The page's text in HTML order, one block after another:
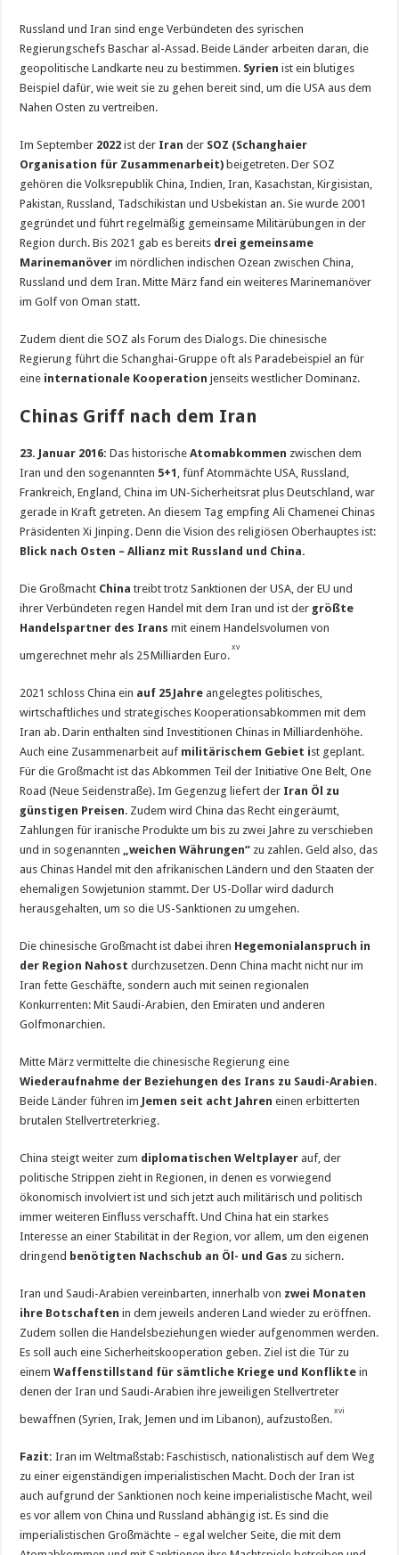
Russland und Iran sind enge Verbündeten des syrischen
Regierungschefs Baschar al-Assad. Beide Länder arbeiten daran, die
geopolitische Landkarte neu zu bestimmen. Syrien ist ein blutiges
Beispiel dafür, wie weit sie zu gehen bereit sind, um die USA aus dem
Nahen Osten zu vertreiben.
Im September 2022 ist der Irander SOZ (Schanghaier
Organisation für Zusammenarbeit)beigetreten. Der SOZ
gehören die Volksrepublik China, Indien, Iran, Kasachstan, Kirgisistan,
Pakistan, Russland, Tadschikistan und Usbekistan an. Sie wurde 2001
gegründet und führt regelmäßig gemeinsame Militärübungen in der
Region durch. Bis 2021 gab es bereits drei gemeinsame
Marinemanöverim nördlichen indischen Ozean zwischen China,
Russland und dem Iran. Mitte März fand ein weiteres Marinemanöver
im Golf von Oman statt.
Zudem dient die SOZ als Forum des Dialogs. Die chinesische
Regierung führt die Schanghai-Gruppe oft als Paradebeispiel an für
eine internationale Kooperation jenseits westlicher Dominanz.
Chinas Griff nach dem Iran
23. Januar 2016:Das historischeAtomabkommen zwischen dem
Iran und den sogenannten 5+1 , fünf Atommächte USA, Russland,
Frankreich, England, China im UN-Sicherheitsrat plus Deutschland, war
gerade in Kraft getreten. An diesem Tag empfing Ali Chamenei Chinas
Präsidenten Xi Jinping. Denn die Vision des religiösen Oberhauptes ist:
Blick nach Osten – Allianz mit Russland und China.
Die Großmacht Chinatreibt trotz Sanktionen der USA, der EU und
ihrer Verbündeten regen Handel mit dem Iran und ist der größte
Handelspartner des Irans mit einem Handelsvolumen von
umgerechnet mehr als 25 Milliarden Euro.
xv
2021 schloss China ein auf 25 Jahre angelegtes politisches,
wirtschaftliches und strategisches Kooperationsabkommen mit dem
Iran ab. Darin enthalten sind Investitionen Chinas in Milliardenhöhe.
Auch eine Zusammenarbeit auf militärischem Gebiet ist geplant.
Für die Großmacht ist das Abkommen Teil der Initiative One Belt, One
Road (Neue Seidenstraße). Im Gegenzug liefert der Iran Öl zu
günstigen Preisen. Zudem wird China das Recht eingeräumt,
Zahlungen für iranische Produkte um bis zu zwei Jahre zu verschieben
und in sogenannten
„weichen Währungen“ zu zahlen. Geld also, das
aus Chinas Handel mit den afrikanischen Ländern und den Staaten der
ehemaligen Sowjetunion stammt. Der US-Dollar wird dadurch
herausgehalten, um so die US-Sanktionen zu umgehen.
Die chinesische Großmacht ist dabei ihren Hegemonialanspruch in
der Region Nahostdurchzusetzen. Denn China macht nicht nur im
Iran fette Geschäfte, sondern auch mit seinen regionalen
Konkurrenten: Mit Saudi-Arabien, den Emiraten und anderen
Golfmonarchien.
Mitte März vermittelte die chinesische Regierung eine
Wiederaufnahme der Beziehungen des Irans zu Saudi-Arabien.
Beide Länder führen im Jemen seit acht Jahren einen erbitterten
brutalen Stellvertreterkrieg.
China steigt weiter zum diplomatischen Weltplayer auf, der
politische Strippen zieht in Regionen, in denen es vorwiegend
ökonomisch involviert ist und sich jetzt auch militärisch und politisch
immer weiteren Einfluss verschafft. Und China hat ein starkes
Interesse an einer Stabilität in der Region, vor allem, um den eigenen
dringend benötigten Nachschub an Öl- und Gas zu sichern.
Iran und Saudi-Arabien vereinbarten, innerhalb von zwei Monaten
ihre Botschaftenin dem jeweils anderen Land wieder zu eröffnen.
Zudem sollen die Handelsbeziehungen wieder aufgenommen werden.
Es soll auch eine Sicherheitskooperation geben. Ziel ist die Tür zu
einemWaffenstillstand für sämtliche Kriege und Konflikte in
denen der Iran und Saudi-Arabien ihre jeweiligen Stellvertreter
bewaffnen (Syrien, Irak, Jemen und im Libanon), aufzustoßen.
xvi
Fazit: Iran im Weltmaßstab: Faschistisch, nationalistisch auf dem Weg
zu einer eigenständigen imperialistischen Macht. Doch der Iran ist
auch aufgrund der Sanktionen noch keine imperialistische Macht, weil
es vor allem von China und Russland abhängig ist. Es sind die
imperialistischen Großmächte – egal welcher Seite, die mit dem